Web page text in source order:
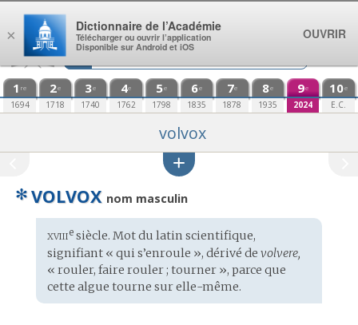
Aller au contenu
1 re
1694
2e
1718
3e
1740
4e
1762
5e
1798
6e
1835
7e
1878
8e
1935
9e
2024
10e
E.C.
volvox
✻ VOLVOX nom masculin
Étymologie
:
xviiiesiècle. Mot du latin scientifique,
signifiant « qui s’enroule », dérivé de volvere,
« rouler, faire rouler ; tourner », parce que
cette algue tourne sur elle-même.
×
Dictionnaire de l’Académie
Télécharger ou ouvrir l’application
Disponible sur Android et iOS
OUVRIR